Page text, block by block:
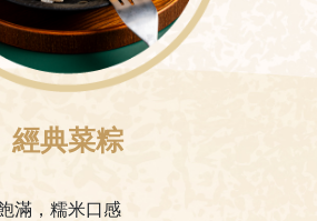
經典菜粽
滿，糯米口感